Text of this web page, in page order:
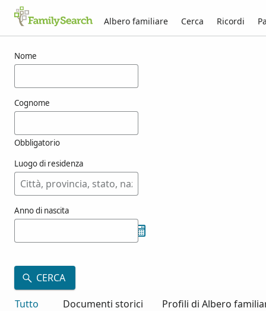
Albero familiare Cerca Ricordi
Nome
Cognome
Obbligatorio
Luogo di residenza
Anno di nascita
CERCA
Tutto
Documenti storici Profili di Albero